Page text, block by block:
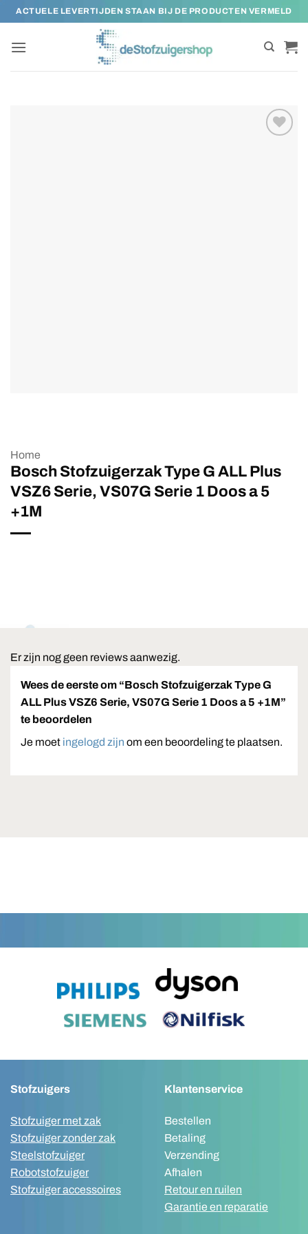
naar
inhoud
ACTUELE LEVERTIJDEN STAAN BIJ DE PRODUCTEN VERMELD
Home
Bosch Stofzuigerzak Type G ALL Plus
VSZ6 Serie, VS07G Serie 1 Doos a 5
+1M
Er zijn nog geen reviews aanwezig.
Wees de eerste om “Bosch Stofzuigerzak Type G
ALL Plus VSZ6 Serie, VS07G Serie 1 Doos a 5 +1M”
te beoordelen
Je moet ingelogd zijn om een beoordeling te plaatsen.
Stofzuigers
Stofzuiger met zak
Stofzuiger zonder zak
Steelstofzuiger
Robotstofzuiger
Stofzuiger accessoires
Klantenservice
Bestellen
Betaling
Verzending
Afhalen
Retour en ruilen
Garantie en reparatie